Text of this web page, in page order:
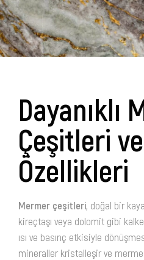
Dayanıklı
Çeşitleri ve
Özellikleri
Mermer çeşitleri, doğal bir
kireçtaşı veya dolomit gibi
ısı ve basınç etkisiyle
mineraller kristalleşir ve